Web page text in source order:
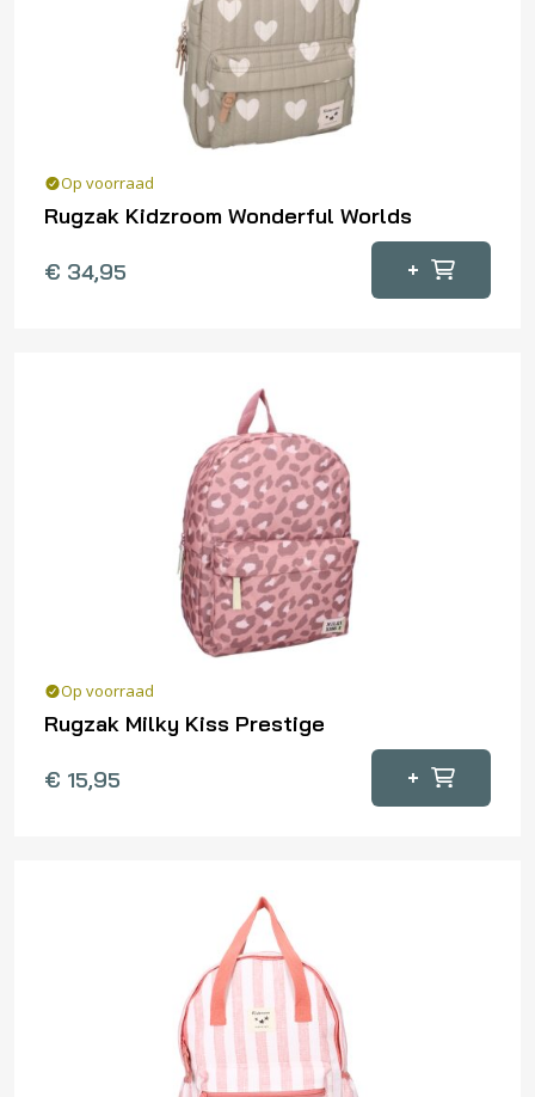
Op voorraad
Rugzak Kidzroom Wonderful Worlds
€ 34,95 +
Op voorraad
Rugzak Milky Kiss Prestige
€ 15,95 +